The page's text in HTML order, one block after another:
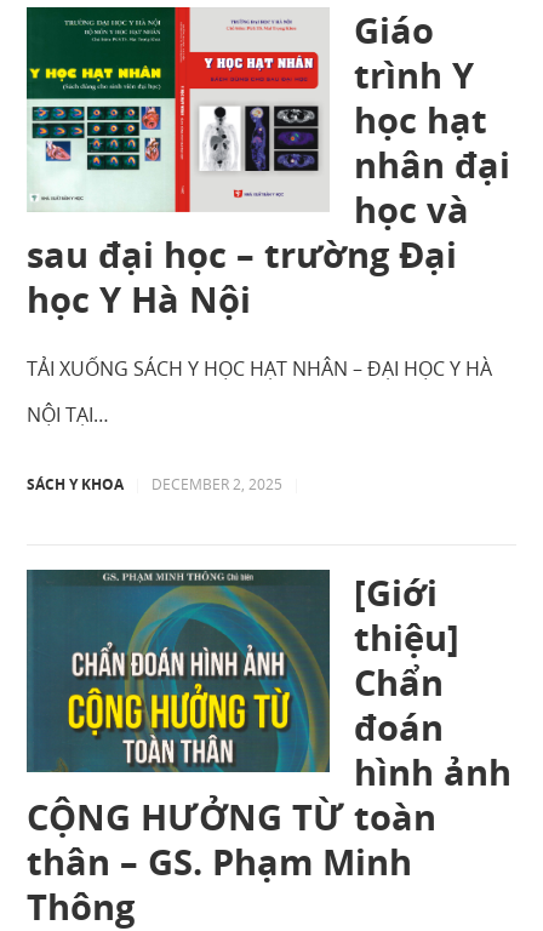
Giáo
trình Y
học hạt
nhân đại
học và
sau đại học – trường Đại
học Y Hà Nội
TẢI XUỐNG SÁCH Y HỌC HẠT NHÂN – ĐẠI HỌC Y HÀ
NỘI TẠI…
SÁCH Y KHOA DECEMBER 2, 2025
[Giới
thiệu]
Chẩn
đoán
hình ảnh
CỘNG HƯỞNG TỪ toàn
thân – GS. Phạm Minh
Thông